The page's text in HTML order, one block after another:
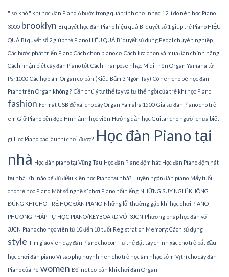
" sợ khó " khi học đàn Piano 6 bước trong quá trình chơi nhạc 12 lí do nên học Piano
3000 brooklyn Bí quyết học đàn Piano hiệu quả Bí quyết số 1 giúp trẻ Piano HIỆU
QUẢ Bí quyết số 2 giúp trẻ Piano HIỆU QUẢ Bí quyết sử dụng Pedal chuyên nghiệp
Các bước phát triển Piano Cách chọn piano cơ Cách lựa chọn và mua đàn chính hãng
Cách nhận biết cây đàn Piano tốt Cách Tranpose nhạc Midi Trên Organ Yamaha từ
Psr1000 Các hợp âm Organ cơ bản (Kiểu Bấm 3 Ngón Tay) Có nên cho bé học đàn
Piano trên Organ không ? Cần chú ý tư thế tay và tư thế ngồi của trẻ khi học Piano
fashion Format USB để xài cho cây Organ Yamaha 1500 Gia sư đàn Piano cho trẻ
em Giữ Piano bền đẹp Hình ảnh học viên Hướng dẫn học Guitar cho người chưa biết
gì Học Piano bao lâu thì chơi được? Học đàn Piano tại
nhà Học đàn piano tại Vũng Tàu Học đàn Piano đệm hát Học đàn Piano đệm hát
tại nhà Khi nào bé đủ điều kiện học Piano tại nhà? Luyện ngón đàn piano Mấy tuổi
cho trẻ học Piano Một số nghệ sĩ chơi Piano nổi tiếng NHỮNG SUY NGHĨ KHÔNG
ĐÚNG KHI CHO TRẺ HỌC ĐÀN PIANO Những lỗi thường gặp khi học chơi PIANO
PHƯƠNG PHÁP TỰ HỌC PIANO/KEYBOARD VỚI 3JCN Phương pháp học đàn với
3JCN Piano cho học viên từ 10 đến 18 tuổi Registration Memory: Cách sử dụng
style Tìm giáo viên dạy đàn Piano cho con Tư thế đặt tay chính xác cho trẻ bắt đầu
học chơi đàn piano Vì sao phụ huynh nên cho trẻ học âm nhạc sớm Vị trí cho cây đàn
Piano của Pé women Đôi nét cơ bản khi chơi đàn Organ